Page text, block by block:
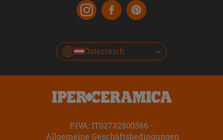
Österreich
P.IVA: IT02732900366
Allgemeine Geschäftsbedingungen